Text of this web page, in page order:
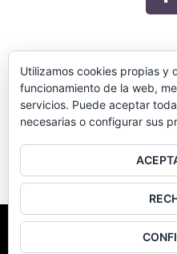
©Meritocracia Blanca 2018.
Utilizamos cookies propias y
funcionamiento de la web,
servicios. Puede aceptar
necesarias o configurar sus